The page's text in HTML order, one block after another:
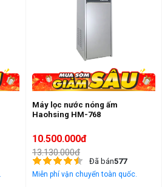
Máy lọc nước nóng ấm
Haohsing HM-768
10.500.000đ
13.130.000đ
Đã bán577
Miễn phí vận chuyển toàn quốc.